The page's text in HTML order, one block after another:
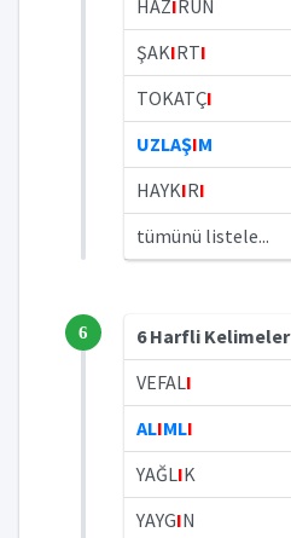
HAZIRUN
ŞAKIRTI
TOKATÇI
UZLAŞIM
HAYKIRI
tümünü listele...
6
6 Harfli Kelimeler
VEFALI
ALIMLI
YAĞLIK
YAYGIN